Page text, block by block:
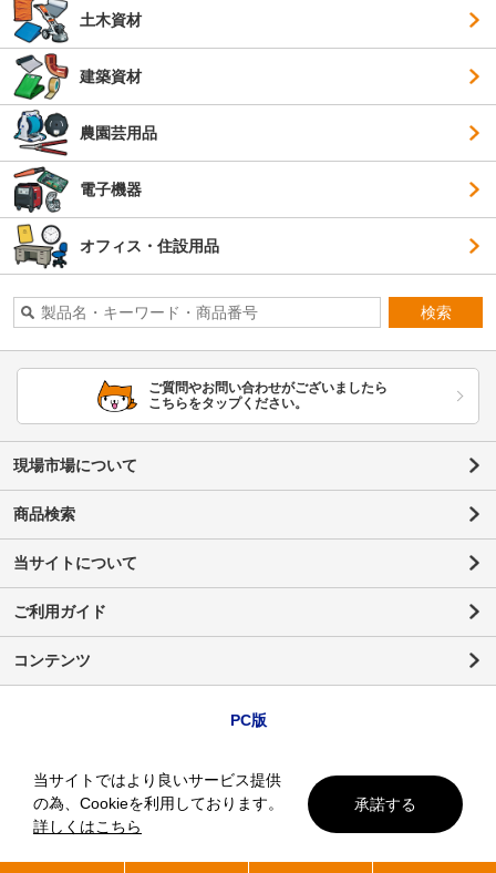
土木資材
建築資材
農園芸用品
電子機器
オフィス・住設用品
検索
ご質問やお問い合わせがございましたら
こちらをタップください。
現場市場について
商品検索
当サイトについて
ご利用ガイド
コンテンツ
PC版
当サイトではより良いサービス提供
の為、Cookieを利用しております。
詳しくはこちら
承諾する